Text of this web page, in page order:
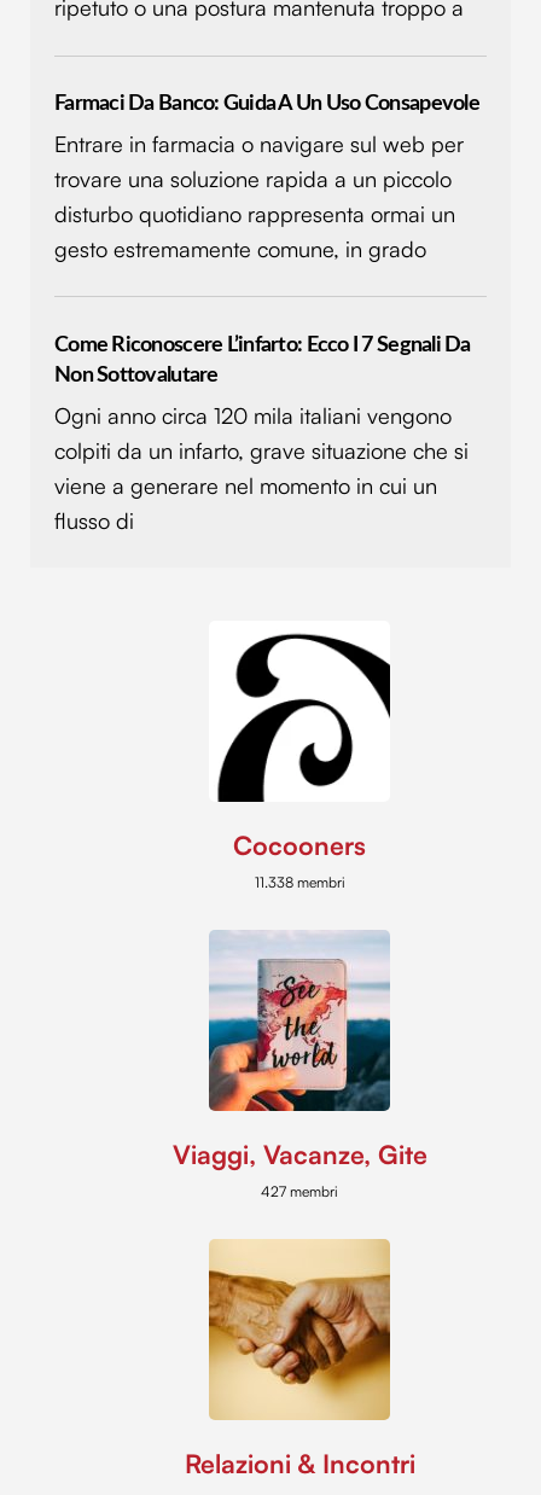
ripetuto o una postura mantenuta troppo a
Farmaci Da Banco: Guida A Un Uso Consapevole
Entrare in farmacia o navigare sul web per
trovare una soluzione rapida a un piccolo
disturbo quotidiano rappresenta ormai un
gesto estremamente comune, in grado
Come Riconoscere L’infarto: Ecco I 7 Segnali Da
Non Sottovalutare
Ogni anno circa 120 mila italiani vengono
colpiti da un infarto, grave situazione che si
viene a generare nel momento in cui un
flusso di
Cocooners
11.338 membri
Viaggi, Vacanze, Gite
427 membri
Relazioni & Incontri